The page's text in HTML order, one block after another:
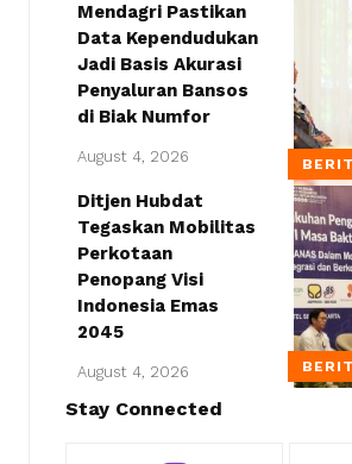
Mendagri Pastikan
Data Kependudukan
Jadi Basis Akurasi
Penyaluran Bansos
di Biak Numfor
August 4, 2026
Ditjen Hubdat
Tegaskan Mobilitas
Perkotaan
Penopang Visi
Indonesia Emas
2045
August 4, 2026
Stay Connected